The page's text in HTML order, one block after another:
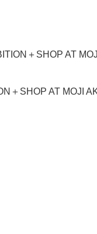
＋SHOP AT
SHOP AT MOJI